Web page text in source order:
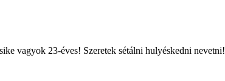
vagyok 23-éves! Szeretek sétálni hulyéskedni nevetni!